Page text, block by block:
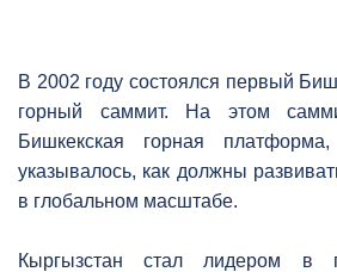
В 2002 году состоялся первый
горный саммит. На этом
Бишкекская горная
указывалось, как должны
в глобальном масштабе.
Кыргызстан стал лидером в